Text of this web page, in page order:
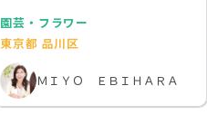
園芸・フラワー
東京都 品川区
ＭＩＹＯ ＥＢＩＨＡＲＡ